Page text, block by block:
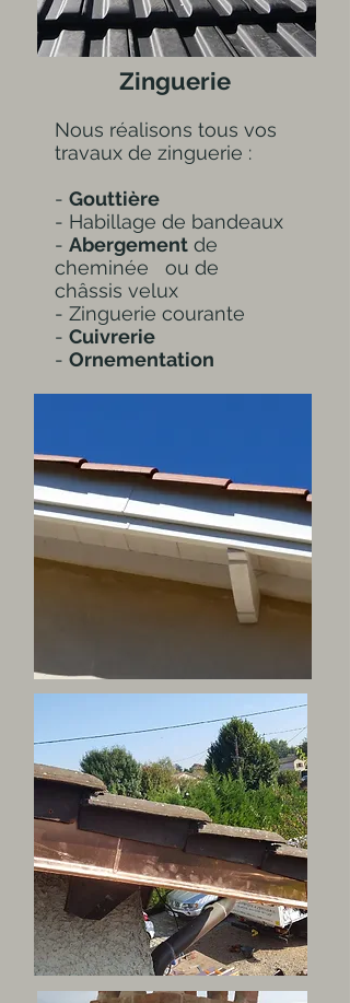
Nous réalisons tous vos
travaux de zinguerie :
- Gouttière
- Habillage de bandeaux
- Abergement de
cheminée ou de
châssis velux
- Zinguerie courante
- Cuivrerie
- Ornementation
Zinguerie